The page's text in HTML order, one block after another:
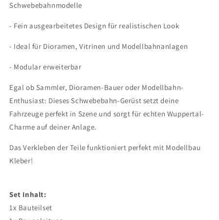
Schwebebahnmodelle
- Fein ausgearbeitetes Design für realistischen Look
- Ideal für Dioramen, Vitrinen und Modellbahnanlagen
- Modular erweiterbar
Egal ob Sammler, Dioramen-Bauer oder Modellbahn-
Enthusiast: Dieses Schwebebahn-Gerüst setzt deine
Fahrzeuge perfekt in Szene und sorgt für echten Wuppertal-
Charme auf deiner Anlage.
Das Verkleben der Teile funktioniert perfekt mit Modellbau
Kleber!
Set Inhalt:
1x Bauteilset